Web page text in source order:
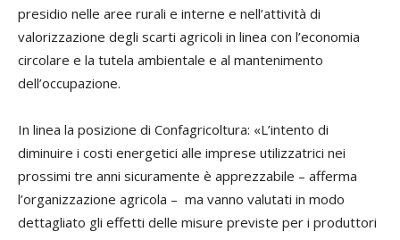
presidio nelle aree rurali e interne e nell’attività di
valorizzazione degli scarti agricoli in linea con l’economia
circolare e la tutela ambientale e al mantenimento
dell’occupazione.
In linea la posizione di Confagricoltura: «L’intento di
diminuire i costi energetici alle imprese utilizzatrici nei
prossimi tre anni sicuramente è apprezzabile – afferma
l’organizzazione agricola – ma vanno valutati in modo
dettagliato gli effetti delle misure previste per i produttori